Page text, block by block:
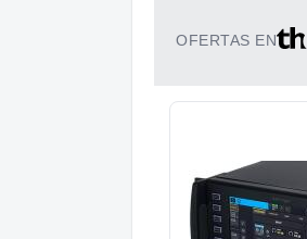
OFERTAS EN